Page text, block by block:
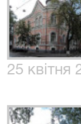
25 квітня